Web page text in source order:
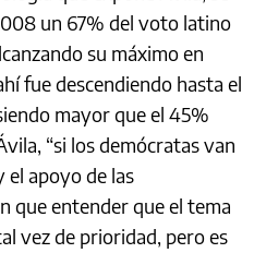
un 67% del voto latino
su máximo en
fue descendiendo hasta el
mayor que el 45%
“si los demócratas van
apoyo de las
que entender que el tema
vez de prioridad, pero es